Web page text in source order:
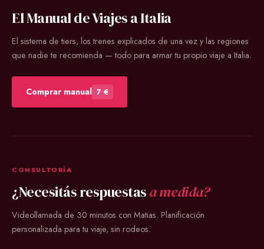
El Manual de Viajes a Italia
El sistema de tiers, los trenes explicados de una vez y las regiones
que nadie te recomienda — todo para armar tu propio viaje a Italia.
Comprar manual 7 €
CONSULTORÍA
¿Necesitás respuestasa medida?
Videollamada de 30 minutos con Matias. Planificación
personalizada para tu viaje, sin rodeos.